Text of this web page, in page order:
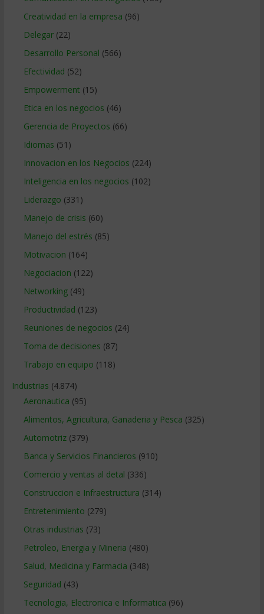
Creatividad en la empresa (96)
Delegar(22)
Desarrollo Personal (566)
Efectividad (52)
Empowerment (15)
Etica en los negocios (46)
Gerencia de Proyectos (66)
Idiomas (51)
Innovacion en los Negocios (224)
Inteligencia en los negocios (102)
Liderazgo (331)
Manejo de crisis (60)
Manejo del estrés (85)
Motivacion (164)
Negociacion (122)
Networking(49)
Productividad (123)
Reuniones de negocios (24)
Toma de decisiones (87)
Trabajo en equipo (118)
Industrias (4.874)
Aeronautica (95)
Alimentos, Agricultura, Ganaderia y Pesca (325)
Automotriz(379)
Banca y Servicios Financieros (910)
Comercio y ventas al detal (336)
Construccion e Infraestructura (314)
Entretenimiento (279)
Otras industrias (73)
Petroleo, Energia y Mineria (480)
Salud, Medicina y Farmacia (348)
Seguridad (43)
Tecnologia, Electronica e Informatica (96)